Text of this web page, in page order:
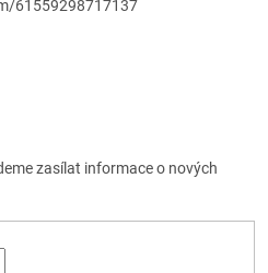
61559298717137
zasílat informace o nových